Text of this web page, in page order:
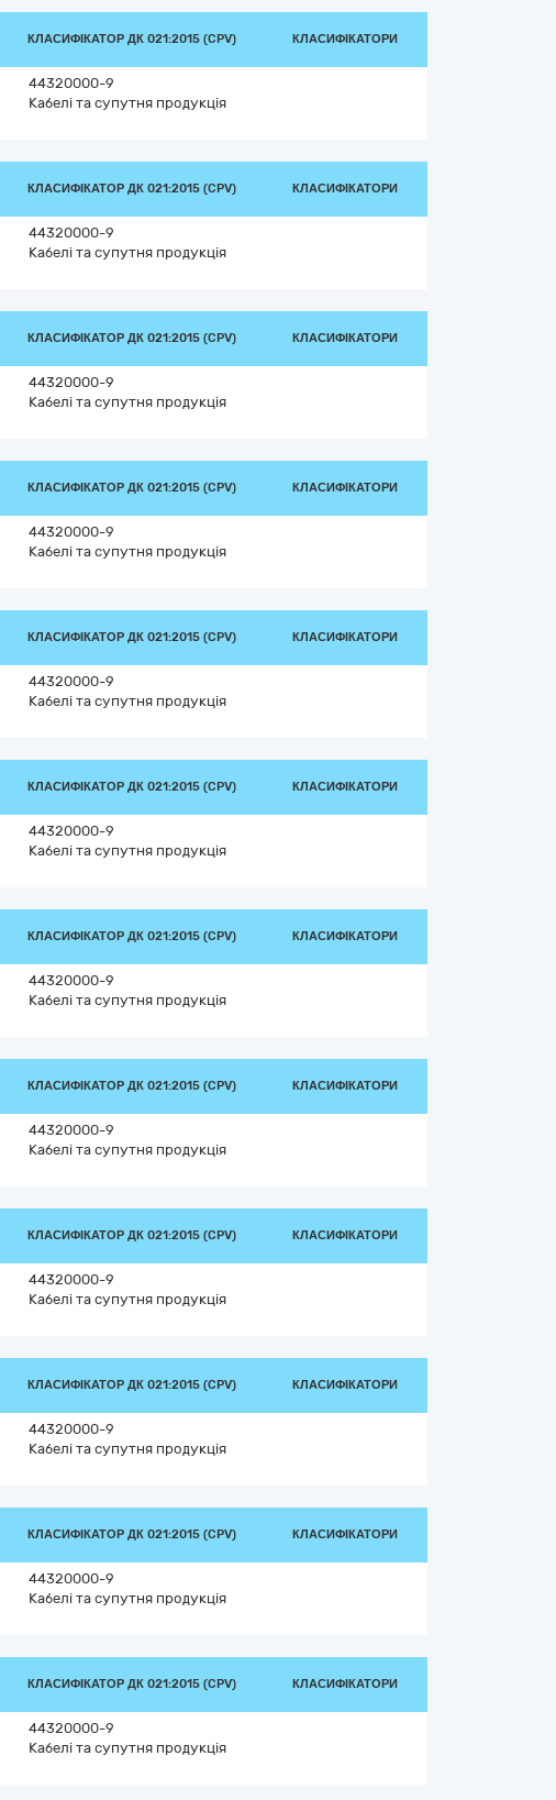
КЛАСИФІКАТОР ДК 021:2015 (CPV) КЛАСИФІКАТОРИ
44320000-9
Кабелі та супутня продукція
КЛАСИФІКАТОР ДК 021:2015 (CPV) КЛАСИФІКАТОРИ
44320000-9
Кабелі та супутня продукція
КЛАСИФІКАТОР ДК 021:2015 (CPV) КЛАСИФІКАТОРИ
44320000-9
Кабелі та супутня продукція
КЛАСИФІКАТОР ДК 021:2015 (CPV) КЛАСИФІКАТОРИ
44320000-9
Кабелі та супутня продукція
КЛАСИФІКАТОР ДК 021:2015 (CPV) КЛАСИФІКАТОРИ
44320000-9
Кабелі та супутня продукція
КЛАСИФІКАТОР ДК 021:2015 (CPV) КЛАСИФІКАТОРИ
44320000-9
Кабелі та супутня продукція
КЛАСИФІКАТОР ДК 021:2015 (CPV) КЛАСИФІКАТОРИ
44320000-9
Кабелі та супутня продукція
КЛАСИФІКАТОР ДК 021:2015 (CPV) КЛАСИФІКАТОРИ
44320000-9
Кабелі та супутня продукція
КЛАСИФІКАТОР ДК 021:2015 (CPV) КЛАСИФІКАТОРИ
44320000-9
Кабелі та супутня продукція
КЛАСИФІКАТОР ДК 021:2015 (CPV) КЛАСИФІКАТОРИ
44320000-9
Кабелі та супутня продукція
КЛАСИФІКАТОР ДК 021:2015 (CPV) КЛАСИФІКАТОРИ
44320000-9
Кабелі та супутня продукція
КЛАСИФІКАТОР ДК 021:2015 (CPV) КЛАСИФІКАТОРИ
44320000-9
Кабелі та супутня продукція